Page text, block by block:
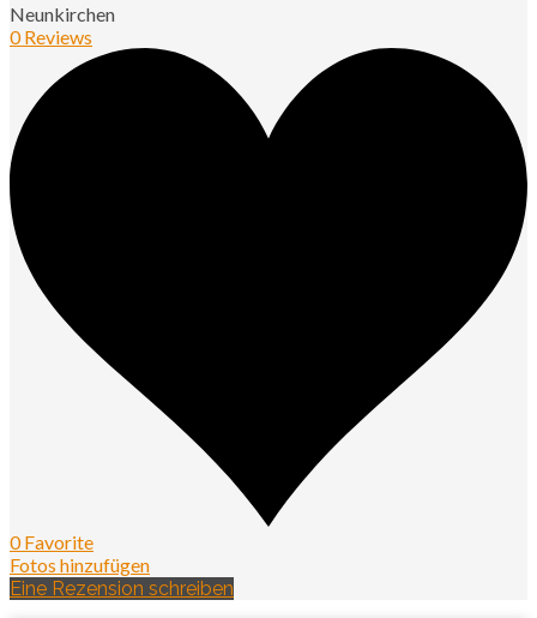
Neunkirchen
0 Reviews
0 Favorite
Fotos hinzufügen
Eine Rezension schreiben